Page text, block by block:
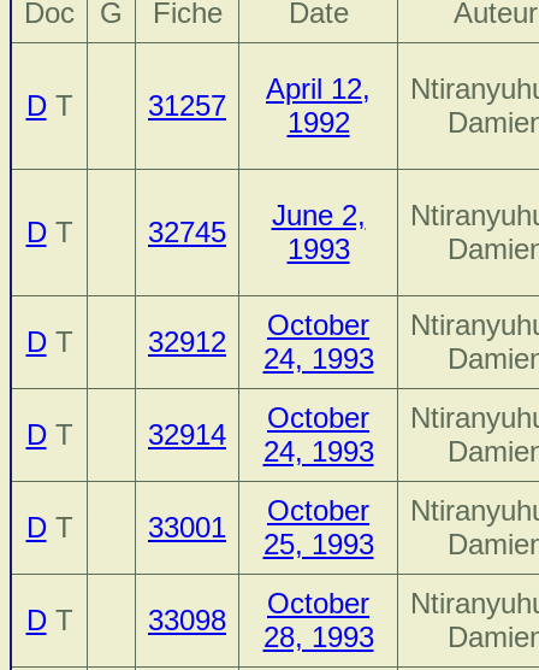
Doc G Fiche Date Auteur
DT 31257
April 12,
1992
DT 32745
June 2,
1993
DT 32912
October
24, 1993
DT 32914
October
24, 1993
DT 33001
October
25, 1993
DT 33098
October
28, 1993